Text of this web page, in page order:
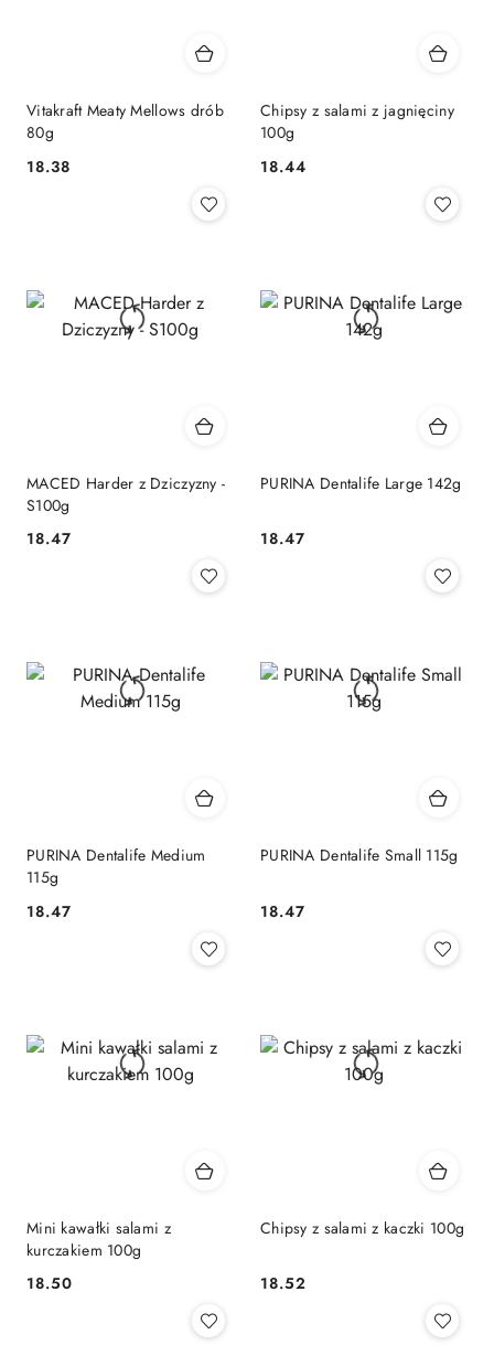
Vitakraft Meaty Mellows drób
80g
Cena:
18.38
Chipsy z salami z jagnięciny
100g
Cena:
18.44
MACED Harder z Dziczyzny -
S100g
Cena:
18.47
PURINA Dentalife Large 142g
Cena:
18.47
PURINA Dentalife Medium
115g
Cena:
18.47
PURINA Dentalife Small 115g
Cena:
18.47
Mini kawałki salami z
kurczakiem 100g
Cena:
18.50
Chipsy z salami z kaczki 100g
Cena:
18.52